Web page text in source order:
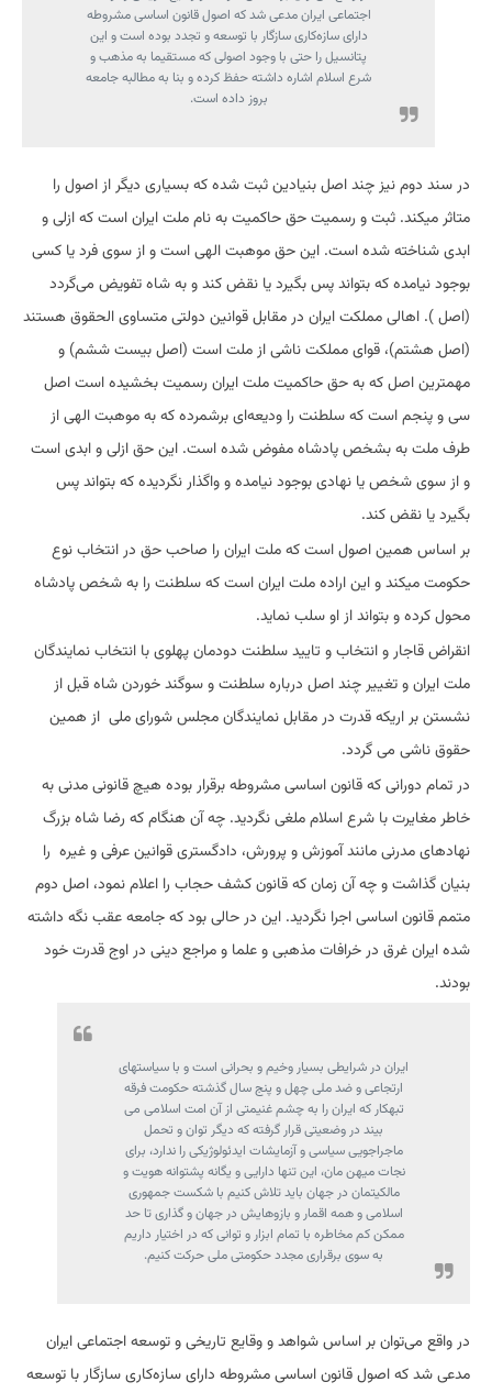
اجتماعی ایران مدعی شد که اصول قانون اساسی مشروطه
دارای سازه‌کاری سازگار با توسعه و تجدد بوده است و این
پتانسیل را حتی با وجود اصولی که مستقیما به مذهب و
شرع اسلام اشاره داشته حفظ کرده و بنا به مطالبه جامعه
بروز داده است.
در سند دوم نیز چند اصل بنیادین ثبت شده که بسیاری دیگر از اصول را
متاثر میکند. ثبت و رسمیت حق حاکمیت به نام ملت ایران است که ازلی و
ابدی شناخته شده است. این حق موهبت الهی است و از سوی فرد یا کسی
بوجود نیامده که بتواند پس بگیرد یا نقض کند و به شاه تفویض می‌گردد
(اصل ). اهالی مملکت ایران در مقابل قوانین دولتی متساوی الحقوق هستند
(اصل هشتم)، قوای مملکت ناشی از ملت است (اصل بیست ششم) و
مهمترین اصل که به حق حاکمیت ملت ایران رسمیت بخشیده است اصل
سی و پنجم است که سلطنت را ودیعه‌ای برشمرده که به موهبت الهی از
طرف ملت به بشخص پادشاه مفوض شده است. این حق ازلی و ابدی است
و از سوی شخص یا نهادی بوجود نیامده و واگذار نگردیده که بتواند پس
بگیرد یا نقض کند.
بر اساس همین اصول است که ملت ایران را صاحب حق در انتخاب نوع
حکومت میکند و این اراده ملت ایران است که سلطنت را به شخص پادشاه
محول کرده و بتواند از او سلب نماید.
انقراض قاجار و انتخاب و تایید سلطنت دودمان پهلوی با انتخاب نمایندگان
ملت ایران و تغییر چند اصل درباره سلطنت و سوگند خوردن شاه قبل از
نشستن بر اریکه قدرت در مقابل نمایندگان مجلس شورای ملی از همین
حقوق ناشی می گردد.
در تمام دورانی که قانون اساسی مشروطه برقرار بوده هیچ قانونی مدنی به
خاطر مغایرت با شرع اسلام ملغی نگردید. چه آن هنگام که رضا شاه بزرگ
نهادهای مدرنی مانند آموزش و پرورش، دادگستری قوانین عرفی و غیره را
بنیان گذاشت و چه آن زمان که قانون کشف حجاب را اعلام نمود، اصل دوم
متمم قانون اساسی اجرا نگردید. این در حالی بود که جامعه عقب نگه داشته
شده ایران غرق در خرافات مذهبی و علما و مراجع دینی در اوج قدرت خود
بودند.
ایران در شرایطی بسیار وخیم و بحرانی است و با سیاستهای
ارتجاعی و ضد ملی چهل و پنج سال گذشته حکومت فرقه
تبهکار که ایران را به چشم غنیمتی از آن امت اسلامی می
بیند در وضعیتی قرار گرفته که دیگر توان و تحمل
ماجراجویی سیاسی و آزمایشات ایدئولوژیکی را ندارد، برای
نجات میهن مان، این تنها دارایی و یگانه پشتوانه هویت و
مالکیتمان در جهان باید تلاش کنیم با شکست جمهوری
اسلامی و همه اقمار و بازوهایش در جهان و گذاری تا حد
ممکن کم مخاطره با تمام ابزار و توانی که در اختیار داریم
به سوی برقراری مجدد حکومتی ملی حرکت کنیم.
در واقع می‌توان بر اساس شواهد و وقایع تاریخی و توسعه اجتماعی ایران
مدعی شد که اصول قانون اساسی مشروطه دارای سازه‌کاری سازگار با توسعه